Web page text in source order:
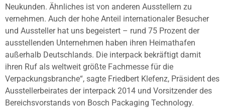
Neukunden. Ähnliches ist von anderen Ausstellern zu
vernehmen. Auch der hohe Anteil internationaler Besucher
und Aussteller hat uns begeistert – rund 75 Prozent der
ausstellenden Unternehmen haben ihren Heimathafen
außerhalb Deutschlands. Die interpack bekräftigt damit
ihren Ruf als weltweit größte Fachmesse für die
Verpackungsbranche“, sagte Friedbert Klefenz, Präsident des
Ausstellerbeirates der interpack 2014 und Vorsitzender des
Bereichsvorstands von Bosch Packaging Technology.